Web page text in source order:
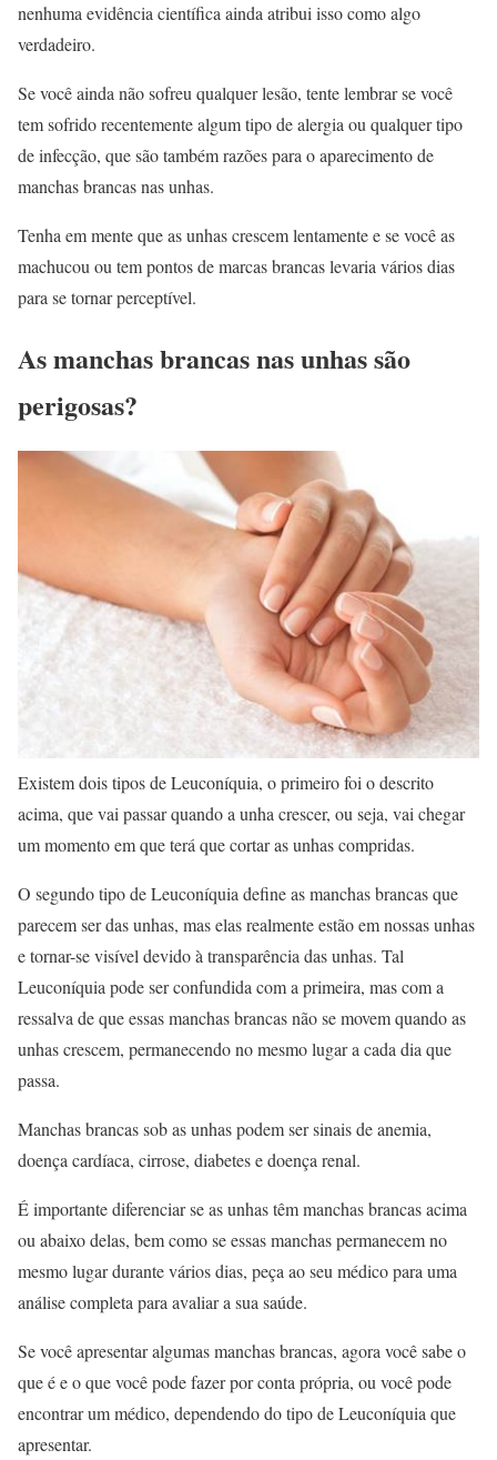
nenhuma evidência científica ainda atribui isso como algo
verdadeiro.
Se você ainda não sofreu qualquer lesão, tente lembrar se você
tem sofrido recentemente algum tipo de alergia ou qualquer tipo
de infecção, que são também razões para o aparecimento de
manchas brancas nas unhas.
Tenha em mente que as unhas crescem lentamente e se você as
machucou ou tem pontos de marcas brancas levaria vários dias
para se tornar perceptível.
As manchas brancas nas unhas são
perigosas?
Existem dois tipos de Leuconíquia, o primeiro foi o descrito
acima, que vai passar quando a unha crescer, ou seja, vai chegar
um momento em que terá que cortar as unhas compridas.
O segundo tipo de Leuconíquia define as manchas brancas que
parecem ser das unhas, mas elas realmente estão em nossas unhas
e tornar-se visível devido à transparência das unhas. Tal
Leuconíquia pode ser confundida com a primeira, mas com a
ressalva de que essas manchas brancas não se movem quando as
unhas crescem, permanecendo no mesmo lugar a cada dia que
passa.
Manchas brancas sob as unhas podem ser sinais de anemia,
doença cardíaca, cirrose, diabetes e doença renal.
É importante diferenciar se as unhas têm manchas brancas acima
ou abaixo delas, bem como se essas manchas permanecem no
mesmo lugar durante vários dias, peça ao seu médico para uma
análise completa para avaliar a sua saúde.
Se você apresentar algumas manchas brancas, agora você sabe o
que é e o que você pode fazer por conta própria, ou você pode
encontrar um médico, dependendo do tipo de Leuconíquia que
apresentar.